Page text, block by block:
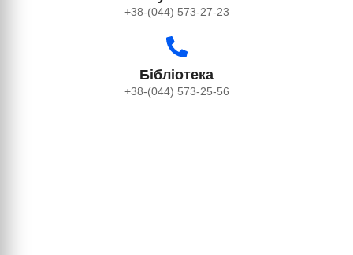
+38-(044) 573-27-23
Бібліотека
+38-(044) 573-25-56